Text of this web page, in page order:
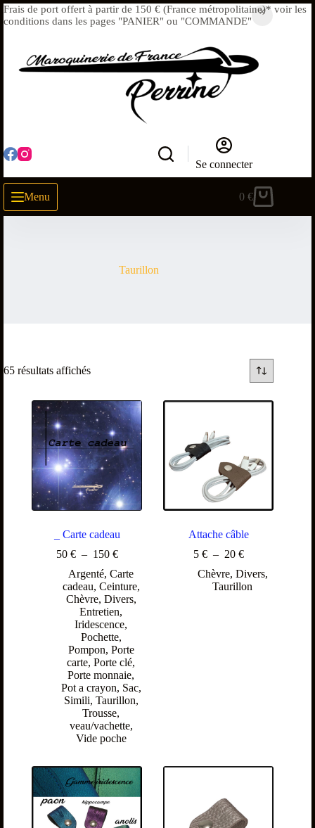
Frais de port offert à partir de 150 € (France métropolitaine)* voir les
conditions dans les pages "PANIER" ou "COMMANDE"
Se connecter
Menu 0€
Taurillon
65 résultats affichés
_ Carte cadeau
50 € – 150 €
Argenté,Carte
cadeau, Ceinture,
Chèvre, Divers,
Entretien,
Iridescence,
Pochette,
Pompon, Porte
carte,Porte clé,
Porte monnaie,
Pot a crayon, Sac,
Simili, Taurillon,
Trousse,
veau/vachette,
Vide poche
Attache câble
5 € – 20 €
Chèvre, Divers,
Taurillon